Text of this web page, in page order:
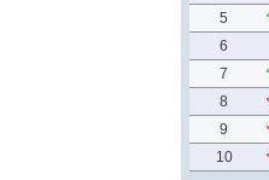
5
6
7
8
9
10